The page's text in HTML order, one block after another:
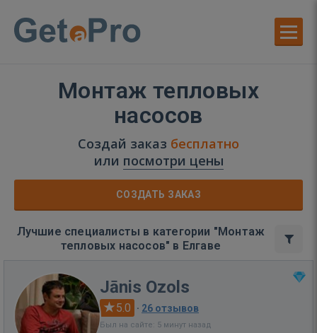
Монтаж тепловых
насосов
Создай заказ бесплатно
или посмотри цены
СОЗДАТЬ ЗАКАЗ
Лучшие специалисты в категории "Монтаж
тепловых насосов" в Елгаве
Jānis Ozols
5.0 · 26 отзывов
Был на сайте: 5 минут назад